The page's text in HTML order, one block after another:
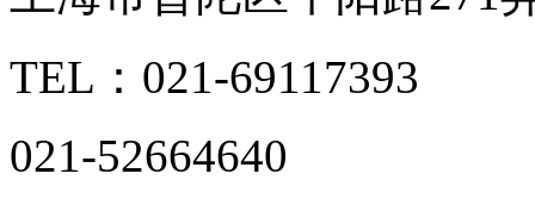
TEL：021-69117393
021-52664640